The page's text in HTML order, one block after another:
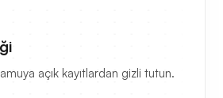
açık kayıtlardan gizli tutun.